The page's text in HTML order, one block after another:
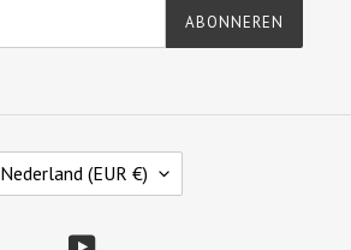
ABONNEREN
Nederland (EUR €)
YouTube